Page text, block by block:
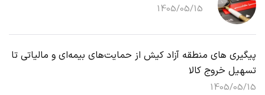
1405/05/15
پیگیری های منطقه آزاد کیش از حمایت‌های بیمه‌ای و مالیاتی تا
تسهیل خروج کالا
1405/05/15